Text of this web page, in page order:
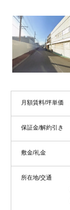
月額賃料/坪単価
保証金/解約引き
敷金/礼金
所在地/交通